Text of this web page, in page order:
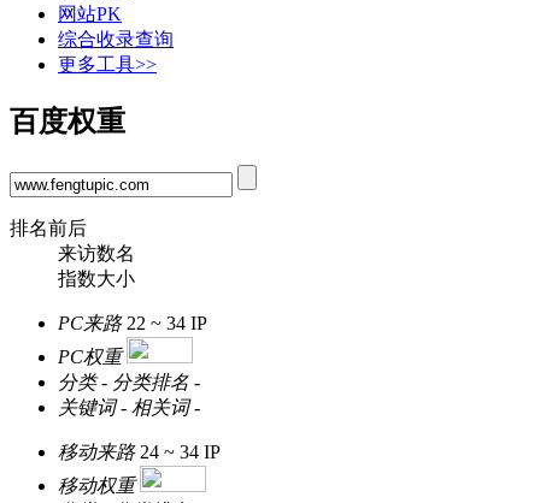
网站PK
综合收录查询
更多工具>>
百度权重
排名前后
来访数名
指数大小
PC来路 22 ~ 34 IP
PC权重
分类 - 分类排名 -
关键词 - 相关词 -
移动来路 24 ~ 34 IP
移动权重